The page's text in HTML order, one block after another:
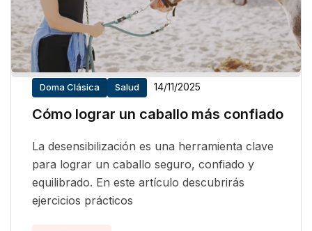
Doma Clásica Salud 14/11/2025
Cómo lograr un caballo más confiado
La desensibilización es una herramienta clave
para lograr un caballo seguro, confiado y
equilibrado. En este artículo descubrirás
ejercicios prácticos